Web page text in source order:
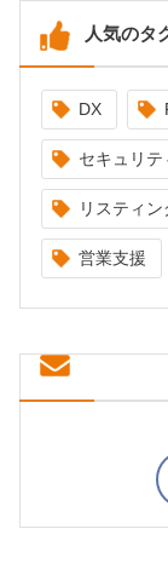
人気のタ
DX
セキュリテ
リスティ
営業支援